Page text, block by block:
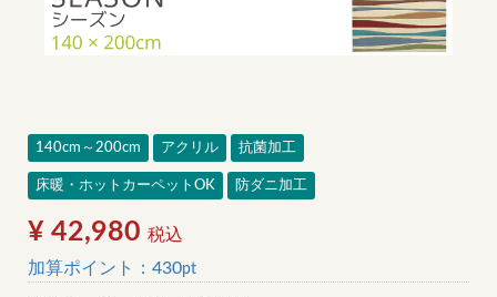
140cm～200cm アクリル 抗菌加工
床暖・ホットカーペットOK 防ダニ加工
¥ 42,980 税込
加算ポイント： 430pt